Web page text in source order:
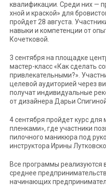
квалификации. Среди них —
хной и краской» для
пройдет 28 августа.
навыки и компетенции от
Кочетковой.
3 сентября на площадке
мастер-класс «Как сделать
привлекательными?».
целевой аудиторией через
получат индивидуальные
от дизайнера Дарьи
4 сентября пройдет курс
пленками», где участники
пилочного маникюра под
инструктора Ирины
Все программы реализуются
среднее
начинающих